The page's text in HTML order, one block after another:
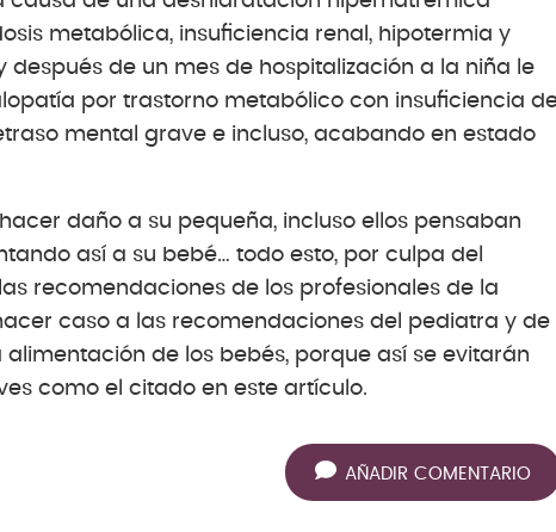
metabólica, insuficiencia renal, hipotermia y
de un mes de hospitalización a la niña le
por trastorno metabólico con insuficiencia
mental grave e incluso, acabando en estado
daño a su pequeña, incluso ellos pensaban
así a su bebé… todo esto, por culpa del
recomendaciones de los profesionales de la
caso a las recomendaciones del pediatra y de
de los bebés, porque así se evitarán
como el citado en este artículo.
AÑADIR COMENTARIO